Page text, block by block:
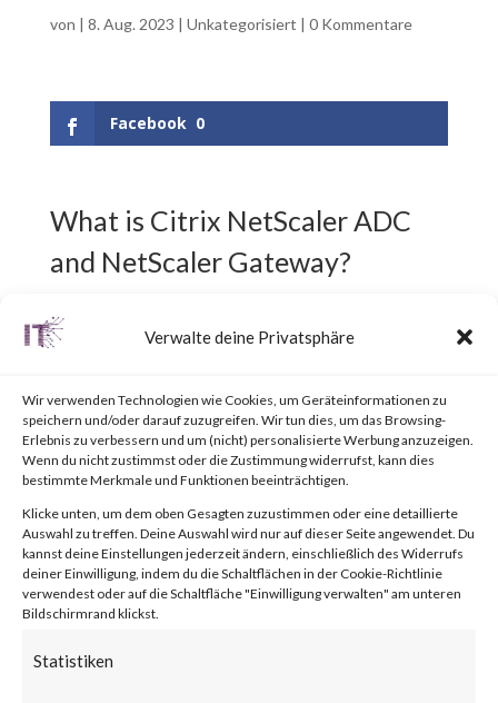
Verwalte deine Privatsphäre
Wir verwenden Technologien wie Cookies, um Geräteinformationen zu
speichern und/oder darauf zuzugreifen. Wir tun dies, um das Browsing-
Erlebnis zu verbessern und um (nicht) personalisierte Werbung anzuzeigen.
Wenn du nicht zustimmst oder die Zustimmung widerrufst, kann dies
bestimmte Merkmale und Funktionen beeinträchtigen.
Klicke unten, um dem oben Gesagten zuzustimmen oder eine detaillierte
Auswahl zu treffen. Deine Auswahl wird nur auf dieser Seite angewendet. Du
kannst deine Einstellungen jederzeit ändern, einschließlich des Widerrufs
deiner Einwilligung, indem du die Schaltflächen in der Cookie-Richtlinie
verwendest oder auf die Schaltfläche "Einwilligung verwalten" am unteren
Bildschirmrand klickst.
Statistiken
von | 8. Aug. 2023 | Unkategorisiert | 0 Kommentare
Facebook 0
What is Citrix NetScaler ADC
and NetScaler Gateway?
Citrix NetScaler ADC,
is an Application Delivery
Controller (ADC) designed to
achieve secure and optimized
network traffic.
Citrix NetScaler Gateway,
previously known as Citrix